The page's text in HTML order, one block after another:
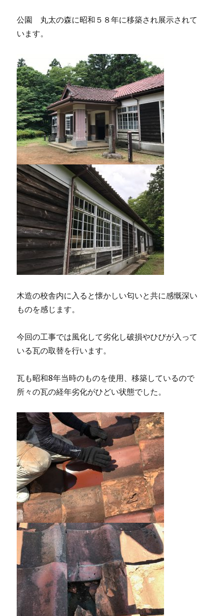
公園 丸太の森に昭和５８年に移築され展示されて
います。
木造の校舎内に入ると懐かしい匂いと共に感慨深い
ものを感じます。
今回の工事では風化して劣化し破損やひびが入って
いる瓦の取替を行います。
瓦も昭和8年当時のものを使用、移築しているので
所々の瓦の経年劣化がひどい状態でした。